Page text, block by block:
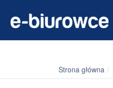
Strona główna